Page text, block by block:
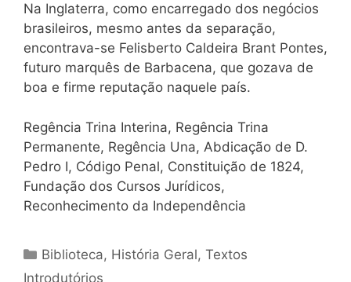
Na Inglaterra, como encarregado dos negócios
brasileiros, mesmo antes da separação,
encontrava-se Felisberto Caldeira Brant Pontes,
futuro marquês de Barbacena, que gozava de
boa e firme reputação naquele país.
Regência Trina Interina, Regência Trina
Permanente, Regência Una, Abdicação de D.
Pedro I, Código Penal, Constituição de 1824,
Fundação dos Cursos Jurídicos,
Reconhecimento da Independência
Categorias
Biblioteca, História Geral,Textos
Introdutórios